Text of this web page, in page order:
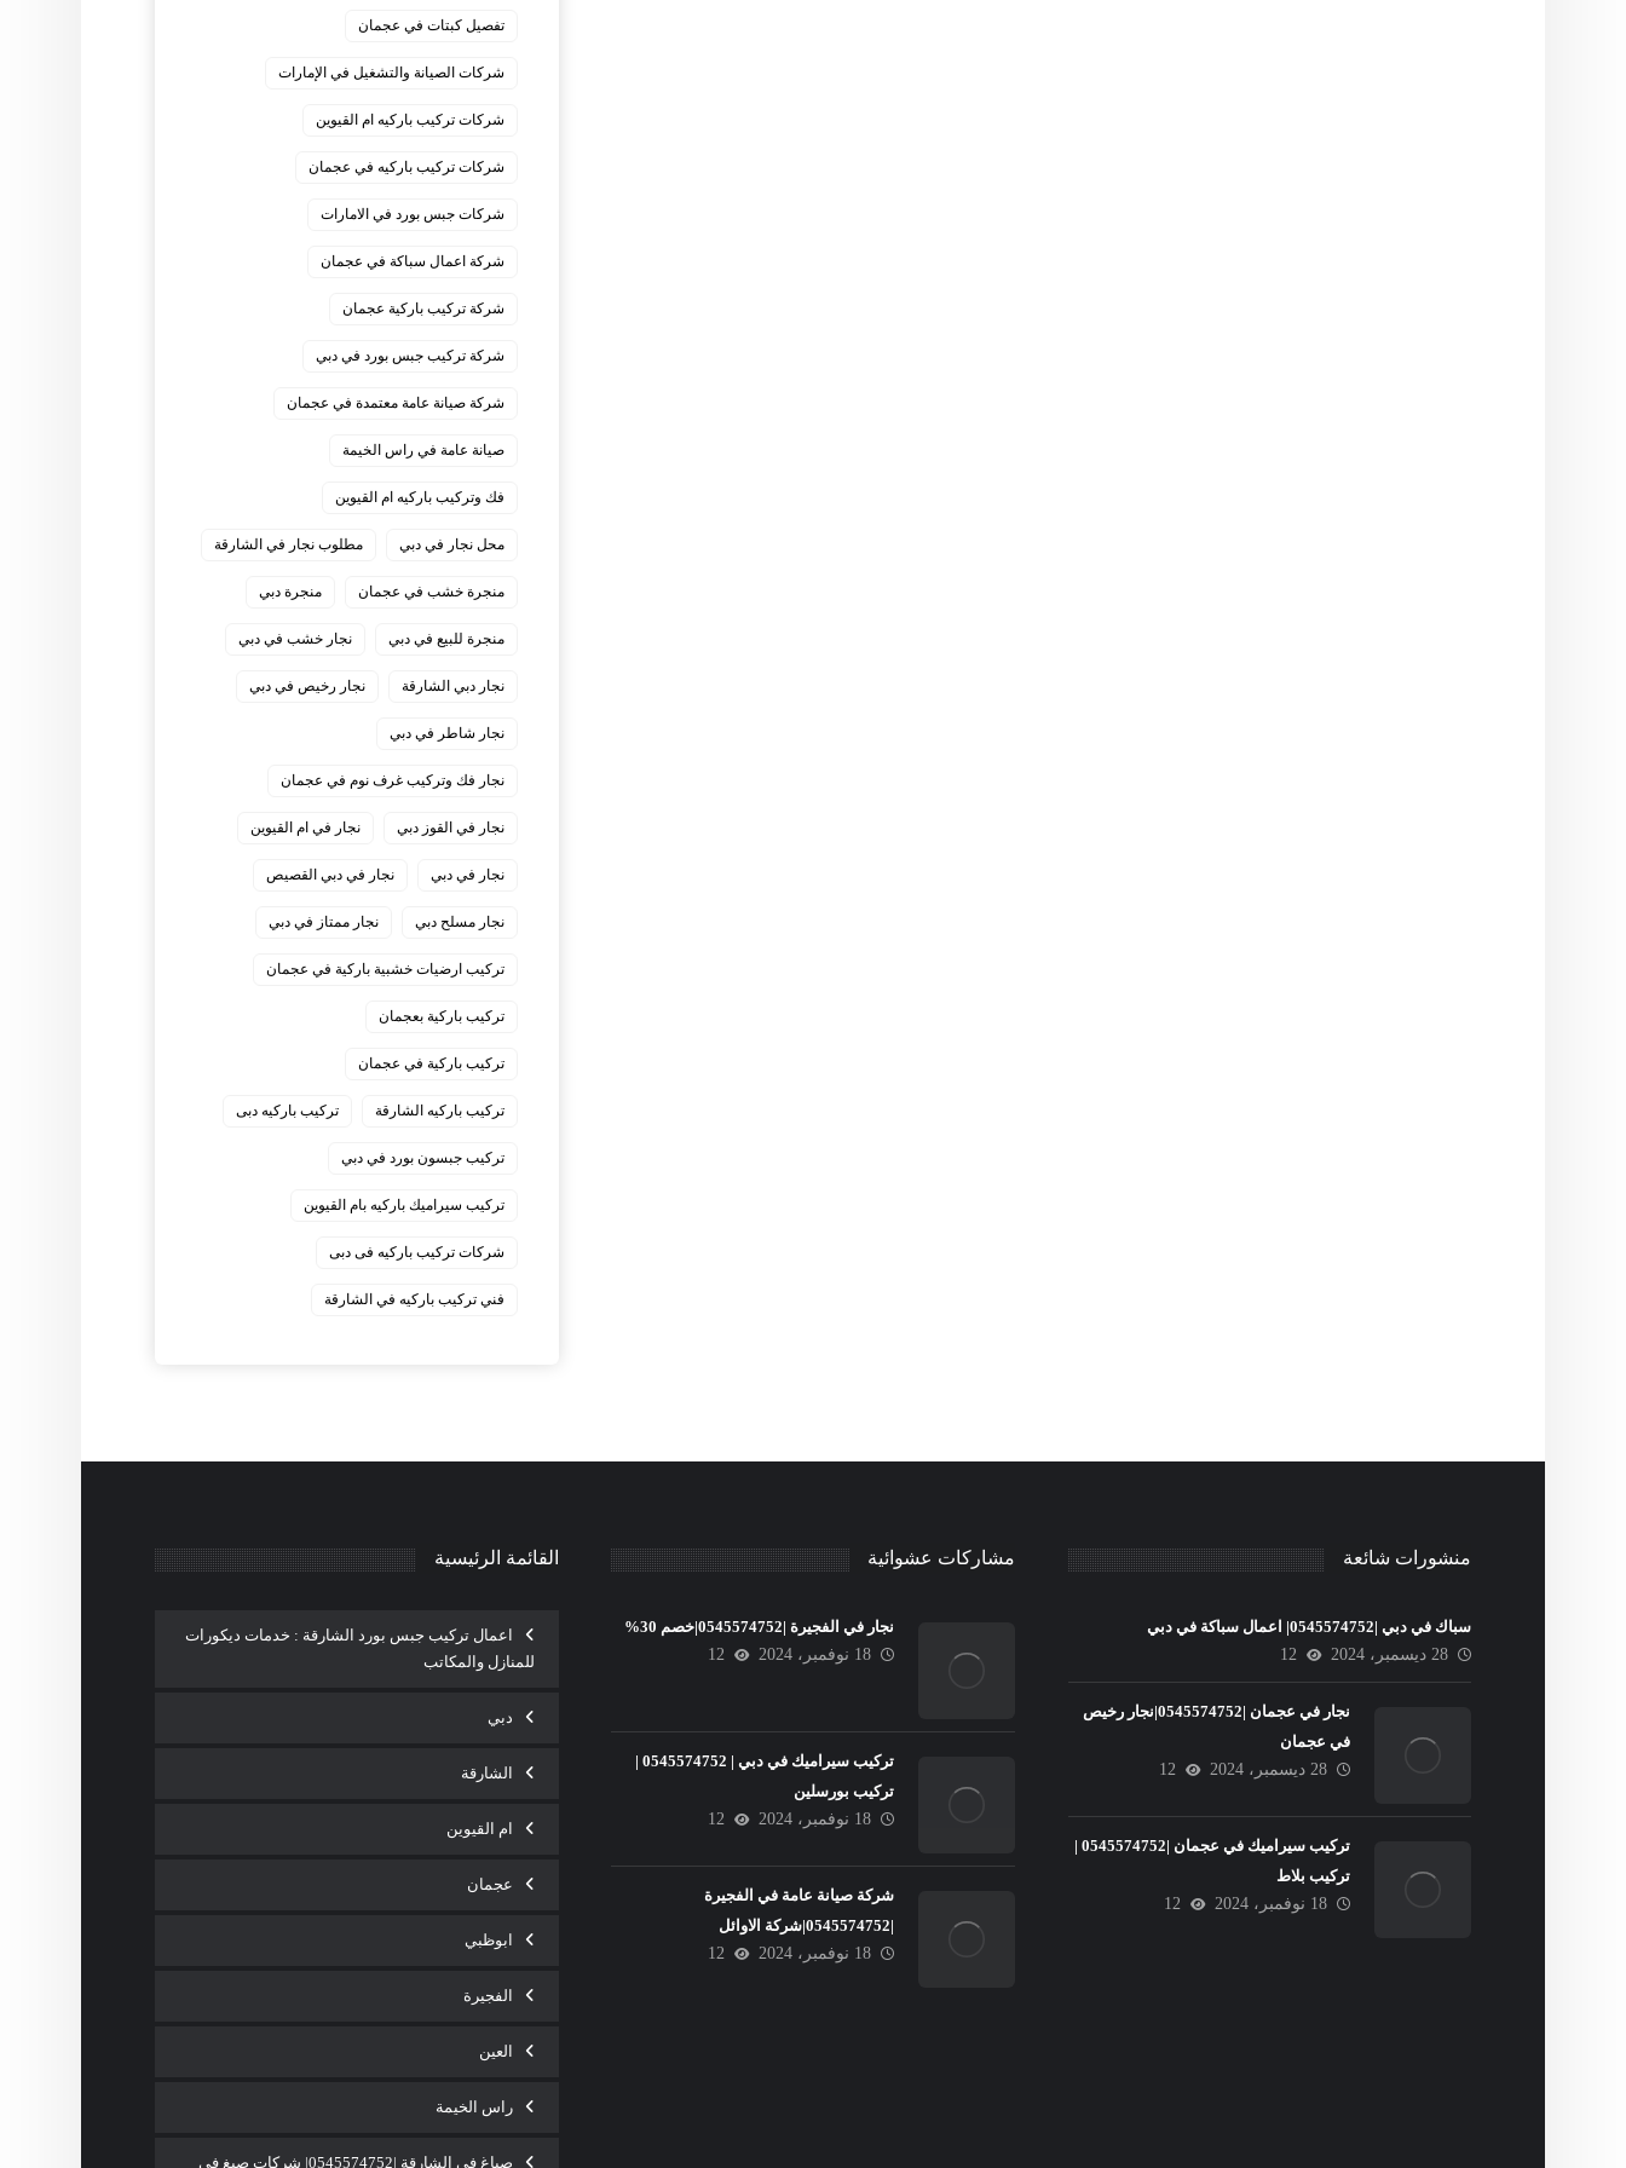
تفصيل كبتات في عجمان
شركات الصيانة والتشغيل في الإمارات
شركات تركيب باركيه ام القيوين
شركات تركيب باركيه في عجمان
شركات جبس بورد في الامارات
شركة اعمال سباكة في عجمان
شركة تركيب باركية عجمان
شركة تركيب جبس بورد في دبي
شركة صيانة عامة معتمدة في عجمان
صيانة عامة في راس الخيمة
فك وتركيب باركيه ام القيوين
محل نجار في دبي مطلوب نجار في الشارقة
منجرة خشب في عجمان منجرة دبي
منجرة للبيع في دبي نجار خشب في دبي
نجار دبي الشارقة نجار رخيص في دبي
نجار شاطر في دبي
نجار فك وتركيب غرف نوم في عجمان
نجار في القوز دبي نجار في ام القيوين
نجار في دبي نجار في دبي القصيص
نجار مسلح دبي نجار ممتاز في دبي
‏تركيب ارضيات خشبية باركية في عجمان
‏تركيب باركية بعجمان
‏تركيب باركية في عجمان
‏تركيب باركيه الشارقة ‏تركيب باركيه دبى
‏تركيب جبسون بورد في دبي
‏تركيب سيراميك باركيه بام القيوين
‏شركات تركيب باركيه فى دبى
‏فني تركيب باركيه في الشارقة
منشورات شائعة
سباك في دبي |0545574752| اعمال سباكة في دبي
28 ديسمبر، 2024
12
نجار في عجمان |0545574752|نجار رخيص
في عجمان
28 ديسمبر، 2024
12
تركيب سيراميك في عجمان |0545574752 |
تركيب بلاط
18 نوفمبر، 2024
12
مشاركات عشوائية
نجار في الفجيرة |0545574752|خصم 30%
18 نوفمبر، 2024
12
تركيب سيراميك في دبي | 0545574752 |
تركيب بورسلين
18 نوفمبر، 2024
12
شركة صيانة عامة في الفجيرة
|0545574752|شركة الاوائل
18 نوفمبر، 2024
12
القائمة الرئيسية
اعمال تركيب جبس بورد الشارقة : خدمات ديكورات
للمنازل والمكاتب
دبي
الشارقة
ام القيوين
عجمان
ابوظبي
الفجيرة
العين
راس الخيمة
صباغ في الشارقة |0545574752| شركات صبغ فى